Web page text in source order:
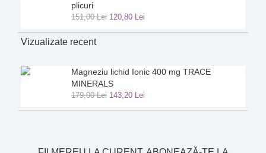
plicuri
151,00Lei 120,80 Lei
Vizualizate recent
Magneziu lichid Ionic 400 mg TRACE
MINERALS
179,00Lei 143,20 Lei